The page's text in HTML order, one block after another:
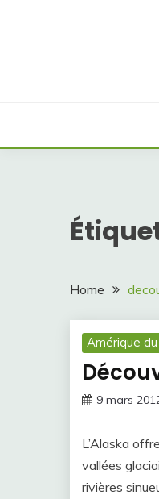
Home
Amérique
9 mars
L’Alaska
vallées
rivières